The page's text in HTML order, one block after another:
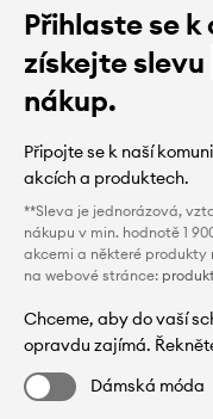
Přihlaste se
získejte slevu
nákup.
Připojte se k naší
akcích a produktech.
**Sleva je jednorázová,
nákupu v min. hodnotě 1
akcemi a některé produkty
na webové stránce:
Chceme, aby do vaší
opravdu zajímá.
Dámská móda